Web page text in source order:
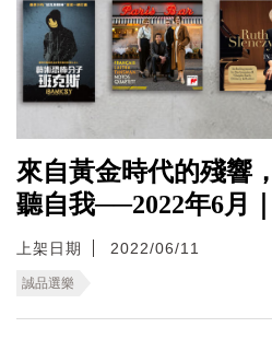
來自黃金時代的殘響
聽自我──2022年6月
上架日期 2022/06/11
誠品選樂